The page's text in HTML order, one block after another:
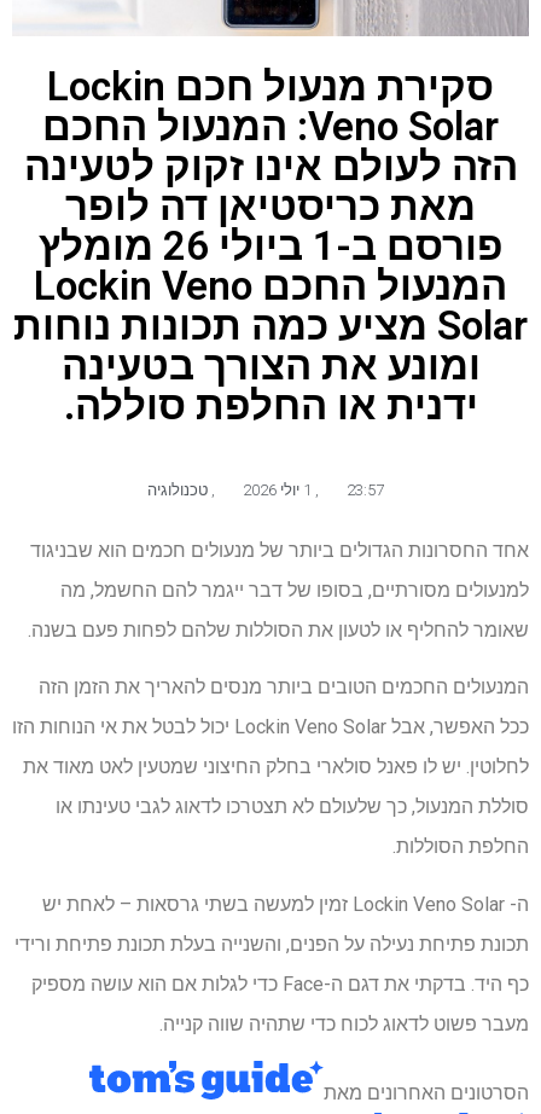
סקירת מנעול חכם Lockin
Veno Solar: המנעול החכם
הזה לעולם אינו זקוק לטעינה
מאת כריסטיאן דה לופר
פורסם ב-1 ביולי 26 מומלץ
המנעול החכם Lockin Veno
Solar מציע כמה תכונות נוחות
ומונע את הצורך בטעינה
ידנית או החלפת סוללה.
23:57 טכנולוגיה
אחד החסרונות הגדולים ביותר של מנעולים חכמים הוא שבניגוד
למנעולים מסורתיים, בסופו של דבר ייגמר להם החשמל, מה
שאומר להחליף או לטעון את הסוללות שלהם לפחות פעם בשנה.
המנעולים החכמים הטובים ביותר מנסים להאריך את הזמן הזה
ככל האפשר, אבל Lockin Veno Solar יכול לבטל את אי הנוחות הזו
לחלוטין. יש לו פאנל סולארי בחלק החיצוני שמטעין לאט מאוד את
סוללת המנעול, כך שלעולם לא תצטרכו לדאוג לגבי טעינתו או
החלפת הסוללות.
ה- Lockin Veno Solar זמין למעשה בשתי גרסאות – לאחת יש
תכונת פתיחת נעילה על הפנים, והשנייה בעלת תכונת פתיחת ורידי
כף היד. בדקתי את דגם ה-Face כדי לגלות אם הוא עושה מספיק
מעבר פשוט לדאוג לכוח כדי שתהיה שווה קנייה.
הסרטונים האחרונים מאת